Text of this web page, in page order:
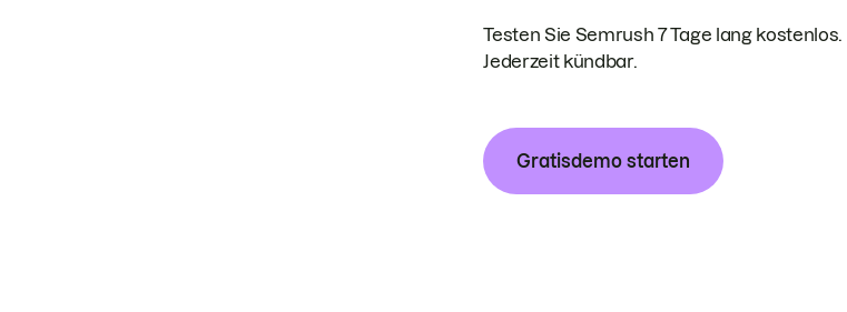
Testen Sie Semrush 7 Tage lang kostenlos.
Jederzeit kündbar.
Gratisdemo starten